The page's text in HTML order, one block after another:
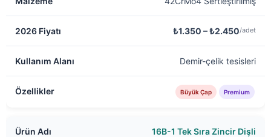
₺1.350 – ₺2.450/adet
Demir-çelik tesisleri
Büyük Çap Premium
16B-1 Tek Sıra Zincir Dişli